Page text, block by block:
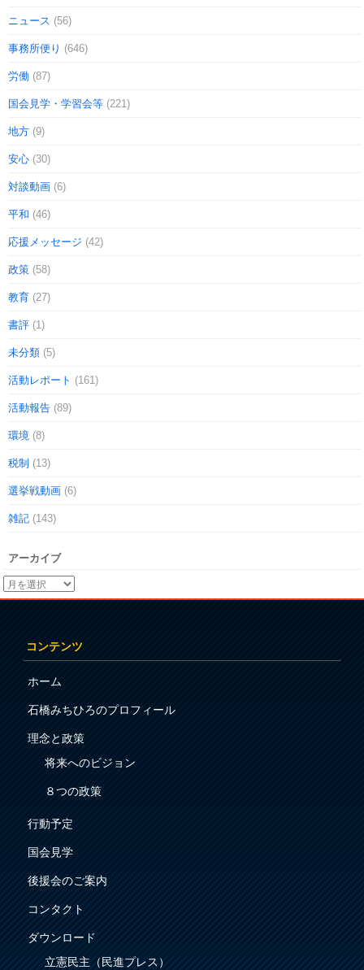
ニュース (56)
事務所便り (646)
労働 (87)
国会見学・学習会等 (221)
地方 (9)
安心 (30)
対談動画 (6)
平和 (46)
応援メッセージ (42)
政策 (58)
教育 (27)
書評 (1)
未分類 (5)
活動レポート (161)
活動報告 (89)
環境 (8)
税制 (13)
選挙戦動画 (6)
雑記 (143)
アーカイブ
コンテンツ
ホーム
石橋みちひろのプロフィール
理念と政策
将来へのビジョン
８つの政策
行動予定
国会見学
後援会のご案内
コンタクト
ダウンロード
立憲民主（民進プレス）